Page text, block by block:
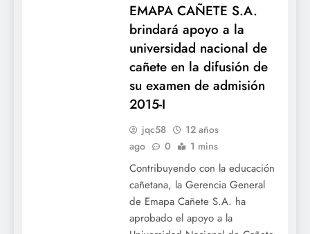
EMAPA CAÑETE S.A.
brindará apoyo a la
universidad nacional de
cañete en la difusión de
su examen de admisión
2015-I
jqc58
12 años
ago
0 1 mins
Contribuyendo con la educación
cañetana, la Gerencia General
de Emapa Cañete S.A. ha
aprobado el apoyo a la